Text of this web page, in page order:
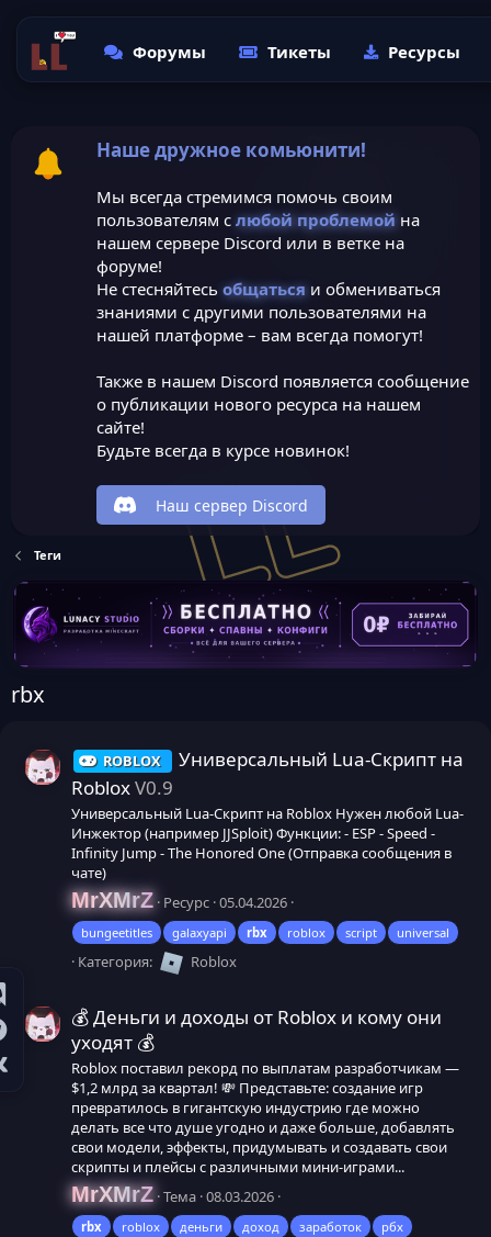
Форумы Тикеты Ресурсы
Наше дружное комьюнити!
Мы всегда стремимся помочь своим
пользователям с любой проблемойна
нашем сервере Discord или в ветке на
форуме!
Не стесняйтесь общатьсяи обмениваться
знаниями с другими пользователями на
нашей платформе – вам всегда помогут!
Также в нашем Discord появляется сообщение
о публикации нового ресурса на нашем
сайте!
Будьте всегда в курсе новинок!
Наш сервер Discord
Теги
rbx
ROBLOX
Универсальный Lua-Скрипт на
RobloxV0.9
Универсальный Lua-Скрипт на Roblox Нужен любой Lua-
Инжектор (например JJSploit) Функции: - ESP - Speed -
Infinity Jump - The Honored One (Отправка сообщения в
чате)
MrXMrZ Ресурс 05.04.2026
bungeetitles galaxyapi rbx roblox script universal
Категория: Roblox
💰 Деньги и доходы от Roblox и кому они
уходят 💰
Roblox поставил рекорд по выплатам разработчикам —
$1,2 млрд за квартал! 💸 Представьте: создание игр
превратилось в гигантскую индустрию где можно
делать все что душе угодно и даже больше, добавлять
свои модели, эффекты, придумывать и создавать свои
скрипты и плейсы с различными мини-играми...
MrXMrZ Тема 08.03.2026
rbx roblox деньги доход заработок
рбх